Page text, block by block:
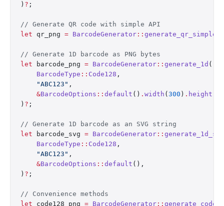
) ? ;
// Generate QR code with simple API
let qr_png = BarcodeGenerator :: generate_qr_simple
// Generate 1D barcode as PNG bytes
let barcode_png = BarcodeGenerator :: generate_1d (
    BarcodeType
:: Code128 ,
    "ABC123"
,
    &
BarcodeOptions :: default () . width ( 300 ) . height
) ? ;
// Generate 1D barcode as an SVG string
let barcode_svg = BarcodeGenerator :: generate_1d_svg
    BarcodeType
:: Code128 ,
    "ABC123"
,
    &
BarcodeOptions :: default (),
) ? ;
// Convenience methods
let code128_png = BarcodeGenerator ::